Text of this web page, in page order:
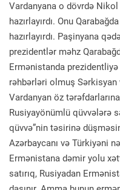
Vardanyana o dövrdə
hazırlayırdı. Onu
hazırlayırdı. Paşinyana
prezidentlər məhz
Ermənistanda
rəhbərləri olmuş Sərkisyan
Vardanyan öz
Rusiyayönümlü qüvvələrə
qüvvə”nin təsirinə
Azərbaycanı və Türkiyəni
Ermənistana dəmir yolu
satırıq, Rusiyadan